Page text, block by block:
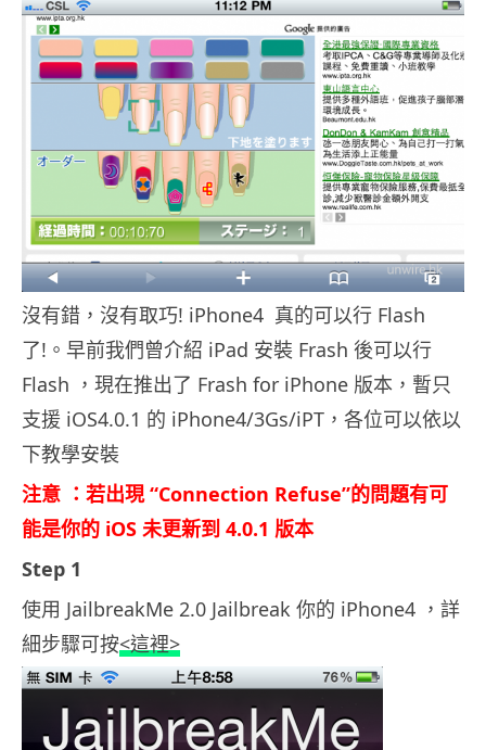
沒有錯，沒有取巧! iPhone4 真的可以行 Flash
了!。早前我們曾介紹 iPad 安裝 Frash 後可以行
Flash ，現在推出了 Frash for iPhone 版本，暫只
支援 iOS4.0.1 的 iPhone4/3Gs/iPT，各位可以依以
下教學安裝
注意 ：若出現 “Connection Refuse”的問題有可
能是你的 iOS 未更新到 4.0.1 版本
Step 1
使用 JailbreakMe 2.0 Jailbreak 你的 iPhone4 ，詳
細步驟可按<這裡>